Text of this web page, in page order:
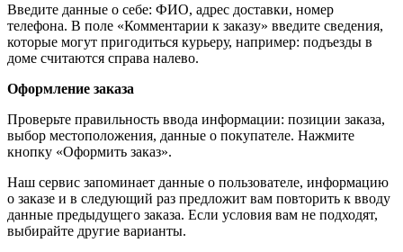
Введите данные о себе: ФИО, адрес доставки, номер
телефона. В поле «Комментарии к заказу» введите сведения,
которые могут пригодиться курьеру, например: подъезды в
доме считаются справа налево.
Оформление заказа
Проверьте правильность ввода информации: позиции заказа,
выбор местоположения, данные о покупателе. Нажмите
кнопку «Оформить заказ».
Наш сервис запоминает данные о пользователе, информацию
о заказе и в следующий раз предложит вам повторить к вводу
данные предыдущего заказа. Если условия вам не подходят,
выбирайте другие варианты.